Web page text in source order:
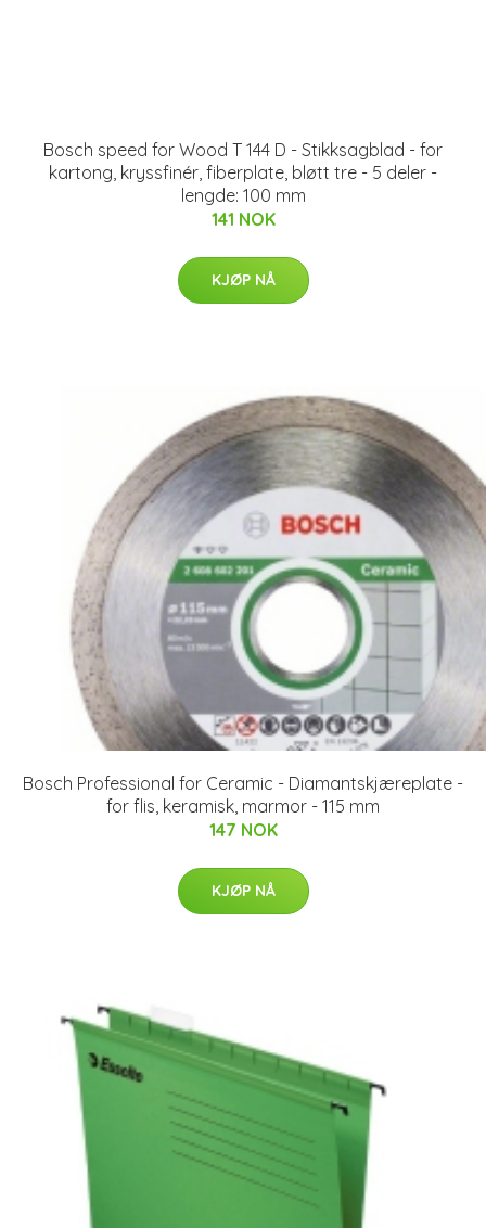
Bosch speed for Wood T 144 D - Stikksagblad - for
kartong, kryssfinér, fiberplate, bløtt tre - 5 deler -
lengde: 100 mm
141 NOK
KJØP NÅ
Bosch Professional for Ceramic - Diamantskjæreplate -
for flis, keramisk, marmor - 115 mm
147 NOK
KJØP NÅ